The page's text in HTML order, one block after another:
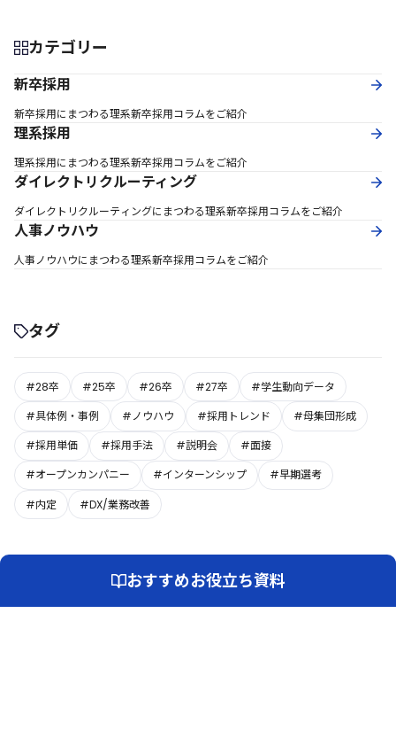
カテゴリー
新卒採用
新卒採用にまつわる理系新卒採用コラムをご紹介
理系採用
理系採用にまつわる理系新卒採用コラムをご紹介
ダイレクトリクルーティング
ダイレクトリクルーティングにまつわる理系新卒採用コラムをご紹介
人事ノウハウ
人事ノウハウにまつわる理系新卒採用コラムをご紹介
タグ
#28卒 #25卒 #26卒 #27卒
#学生動向データ
#具体例・事例
#ノウハウ #採用トレンド
#母集団形成
#採用単価
#採用手法 #説明会
#面接
#オープンカンパニー
#インターンシップ
#早期選考
#内定
#DX/業務改善
おすすめお役立ち資料